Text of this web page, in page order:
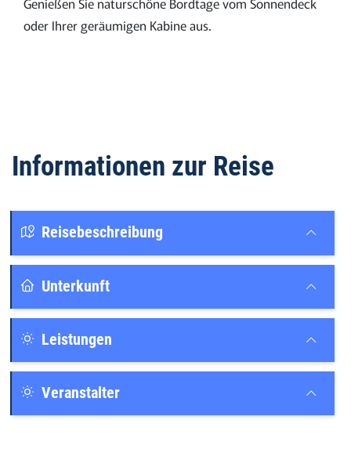
oder Ihrer geräumigen Kabine aus.
Informationen zur Reise
Reisebeschreibung
Unterkunft
Leistungen
Veranstalter